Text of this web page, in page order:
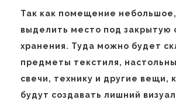
Так как помещение
выделить место под закрытую
хранения. Туда можно будет
предметы текстиля,
свечи, технику и другие вещи,
будут создавать лишний